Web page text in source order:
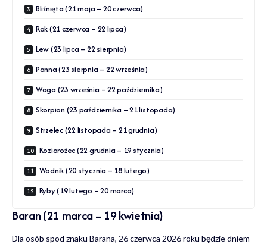
Bliźnięta (21 maja – 20 czerwca)
Rak (21 czerwca – 22 lipca)
Lew (23 lipca – 22 sierpnia)
Panna (23 sierpnia – 22 września)
Waga (23 września – 22 października)
Skorpion (23 października – 21 listopada)
Strzelec (22 listopada – 21 grudnia)
Koziorożec (22 grudnia – 19 stycznia)
Wodnik (20 stycznia – 18 lutego)
Ryby (19 lutego – 20 marca)
Baran (21 marca – 19 kwietnia)
Dla osób spod znaku Barana, 26 czerwca 2026 roku będzie dniem